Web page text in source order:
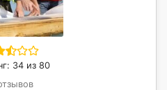
34 из 80